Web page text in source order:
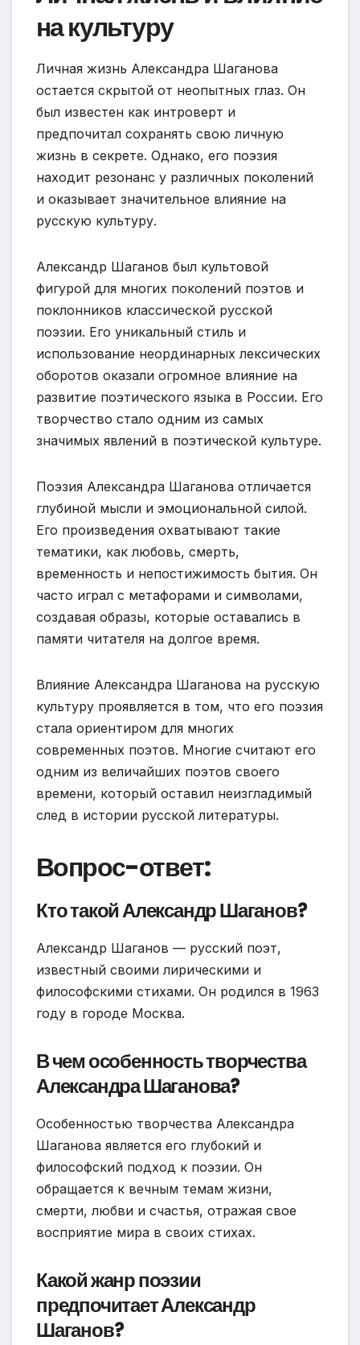
на культуру
Личная жизнь Александра Шаганова
остается скрытой от неопытных глаз. Он
был известен как интроверт и
предпочитал сохранять свою личную
жизнь в секрете. Однако, его поэзия
находит резонанс у различных поколений
и оказывает значительное влияние на
русскую культуру.
Александр Шаганов был культовой
фигурой для многих поколений поэтов и
поклонников классической русской
поэзии. Его уникальный стиль и
использование неординарных лексических
оборотов оказали огромное влияние на
развитие поэтического языка в России. Его
творчество стало одним из самых
значимых явлений в поэтической культуре.
Поэзия Александра Шаганова отличается
глубиной мысли и эмоциональной силой.
Его произведения охватывают такие
тематики, как любовь, смерть,
временность и непостижимость бытия. Он
часто играл с метафорами и символами,
создавая образы, которые оставались в
памяти читателя на долгое время.
Влияние Александра Шаганова на русскую
культуру проявляется в том, что его поэзия
стала ориентиром для многих
современных поэтов. Многие считают его
одним из величайших поэтов своего
времени, который оставил неизгладимый
след в истории русской литературы.
Вопрос-ответ:
Кто такой Александр Шаганов?
Александр Шаганов — русский поэт,
известный своими лирическими и
философскими стихами. Он родился в 1963
году в городе Москва.
В чем особенность творчества
Александра Шаганова?
Особенностью творчества Александра
Шаганова является его глубокий и
философский подход к поэзии. Он
обращается к вечным темам жизни,
смерти, любви и счастья, отражая свое
восприятие мира в своих стихах.
Какой жанр поэзии
предпочитает Александр
Шаганов?